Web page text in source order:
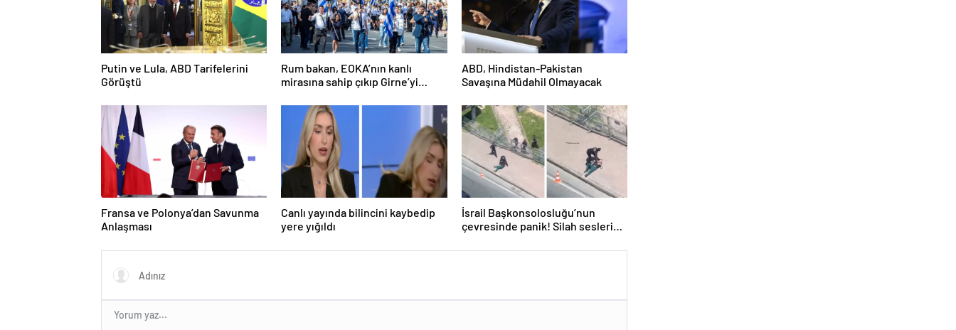
Putin ve Lula, ABD Tarifelerini
Görüştü
Rum bakan, EOKA’nın kanlı
mirasına sahip çıkıp Girne’yi
ABD, Hindistan-Pakistan
Savaşına Müdahil Olmayacak
Fransa ve Polonya’dan Savunma
Anlaşması
Canlı yayında bilincini kaybedip
yere yığıldı
İsrail Başkonsolosluğu’nun
çevresinde panik! Silah sesleri